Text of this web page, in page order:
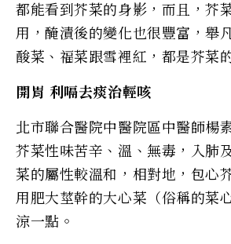
都能看到芥菜的身影，而且，芥
用，醃漬後的變化也很豐富，舉
酸菜、福菜跟雪裡紅，都是芥菜
開胃 利嗝去痰治輕咳
北市聯合醫院中醫院區中醫師楊
芥菜性味苦辛、溫、無毒，入肺
菜的屬性較溫和，相對地，包心
用肥大莖幹的大心菜（俗稱的菜
涼一點。